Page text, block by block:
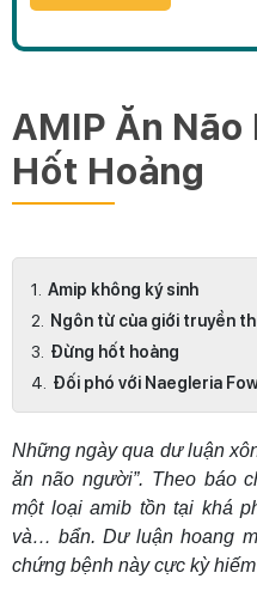
AMIP Ăn
Hốt Hoảng
Amip không ký sinh
Ngôn từ của giới truyền
Đừng hốt hoảng
Đối phó với Naegleria
Những ngày qua dư luận
ăn não người”. Theo báo
một loại amib tồn tại khá
và… bẩn. Dư luận hoang
chứng bệnh này cực kỳ